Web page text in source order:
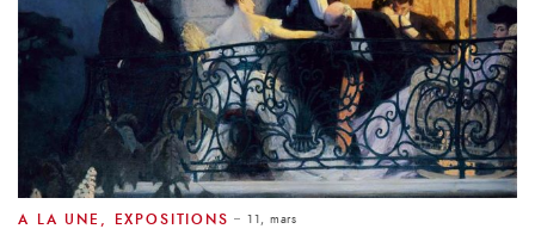
A LA UNE EXPOSITIONS 11, mars